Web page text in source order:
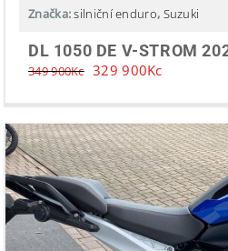
Značka:silniční enduro, Suzuki
DL 1050 DE V-STROM
349 900Kc 329 900Kc